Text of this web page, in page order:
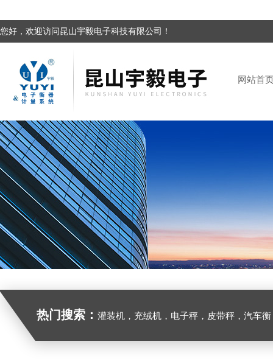
您好，欢迎访问昆山宇毅电子科技有限公司！
网站首
热门搜索： 灌装机，充绒机，电子秤，皮带秤，汽车